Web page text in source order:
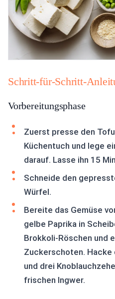
Schritt-für-Schritt-
Vorbereitungsphase
Zuerst presse den
Küchentuch und lege
darauf. Lasse ihn 15
Schneide den
Würfel.
Bereite das Gemüse
gelbe Paprika in
Brokkoli-Röschen und
Zuckerschoten. Hacke
und drei
frischen Ingwer.